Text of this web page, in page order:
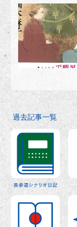
過去記事一覧